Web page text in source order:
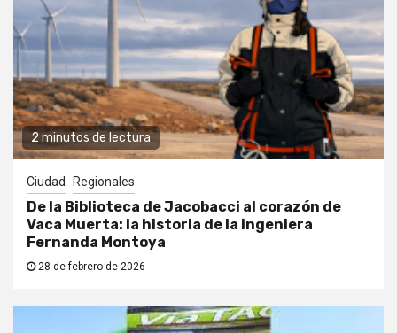
2 minutos de lectura
Ciudad Regionales
De la Biblioteca de Jacobacci al corazón de
Vaca Muerta: la historia de la ingeniera
Fernanda Montoya
28 de febrero de 2026